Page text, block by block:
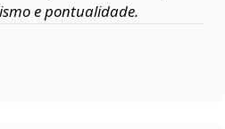
e pontualidade.